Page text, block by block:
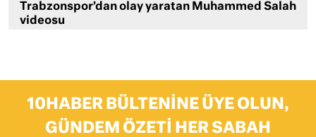
Trabzonspor’dan olay yaratan Muhammed Salah
videosu
10HABER BÜLTENINE ÜYE OLUN,
GÜNDEM ÖZETI HER SABAH